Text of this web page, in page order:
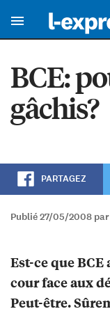
BCE:
gâchis?
PARTAGEZ
Publié 27/05/2008
Est-ce que
cour face aux
Peut-être.